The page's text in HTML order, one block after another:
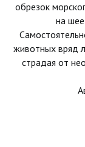
обрезок
на
животных вряд
страдая от